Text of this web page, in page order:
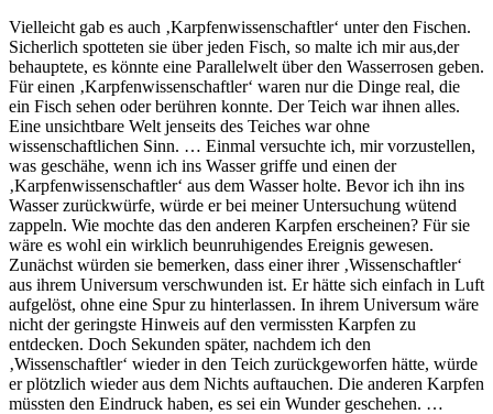
Vielleicht gab es auch ‚Karpfenwissenschaftler‘ unter den Fischen.
Sicherlich spotteten sie über jeden Fisch, so malte ich mir aus,der
behauptete, es könnte eine Parallelwelt über den Wasserrosen geben.
Für einen ‚Karpfenwissenschaftler‘ waren nur die Dinge real, die
ein Fisch sehen oder berühren konnte. Der Teich war ihnen alles.
Eine unsichtbare Welt jenseits des Teiches war ohne
wissenschaftlichen Sinn. … Einmal versuchte ich, mir vorzustellen,
was geschähe, wenn ich ins Wasser griffe und einen der
‚Karpfenwissenschaftler‘ aus dem Wasser holte. Bevor ich ihn ins
Wasser zurückwürfe, würde er bei meiner Untersuchung wütend
zappeln. Wie mochte das den anderen Karpfen erscheinen? Für sie
wäre es wohl ein wirklich beunruhigendes Ereignis gewesen.
Zunächst würden sie bemerken, dass einer ihrer ‚Wissenschaftler‘
aus ihrem Universum verschwunden ist. Er hätte sich einfach in Luft
aufgelöst, ohne eine Spur zu hinterlassen. In ihrem Universum wäre
nicht der geringste Hinweis auf den vermissten Karpfen zu
entdecken. Doch Sekunden später, nachdem ich den
‚Wissenschaftler‘ wieder in den Teich zurückgeworfen hätte, würde
er plötzlich wieder aus dem Nichts auftauchen. Die anderen Karpfen
müssten den Eindruck haben, es sei ein Wunder geschehen. …